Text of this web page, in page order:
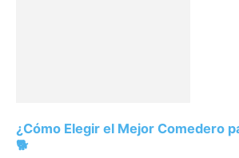
¿Cómo Elegir el Mejor Comedero
🐕